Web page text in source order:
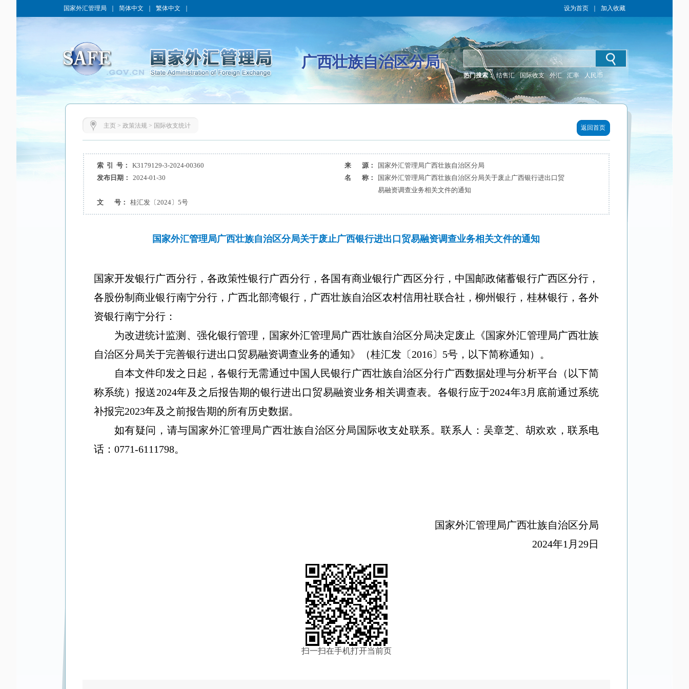
国家外汇管理局 简体中文 繁体中文 设为首页 加入收藏
广西壮族自治区分局
热门搜索： 结售汇 国际收支 外汇 汇率 人民币
主页> 政策法规> 国际收支统计 返回首页
索 引 号： K3179129-3-2024-00360 来 源：
国家外汇管理局广西壮族自治区分局
发布日期：
2024-01-30 名 称：
国家外汇管理局广西壮族自治区分局关于废止广西银行进出口贸
易融资调查业务相关文件的通知
文 号：
桂汇发〔2024〕5号
国家外汇管理局广西壮族自治区分局关于废止广西银行进出口贸易融资调查业务相关文件的通知
国家开发银行广西分行，各政策性银行广西分行，各国有商业银行广西区分行，中国邮政储蓄银行广西区分行，
各股份制商业银行南宁分行，广西北部湾银行，广西壮族自治区农村信用社联合社，柳州银行，桂林银行，各外
资银行南宁分行：
为改进统计监测、强化银行管理，国家外汇管理局广西壮族自治区分局决定废止《国家外汇管理局广西壮族
自治区分局关于完善银行进出口贸易融资调查业务的通知》（桂汇发〔2016〕5号，以下简称通知）。
自本文件印发之日起，各银行无需通过中国人民银行广西壮族自治区分行广西数据处理与分析平台（以下简
称系统）报送2024年及之后报告期的银行进出口贸易融资业务相关调查表。各银行应于2024年3月底前通过系统
补报完2023年及之前报告期的所有历史数据。
如有疑问，请与国家外汇管理局广西壮族自治区分局国际收支处联系。联系人：吴章芝、胡欢欢，联系电
话：0771-6111798。
国家外汇管理局广西壮族自治区分局
2024年1月29日
扫一扫在手机打开当前页